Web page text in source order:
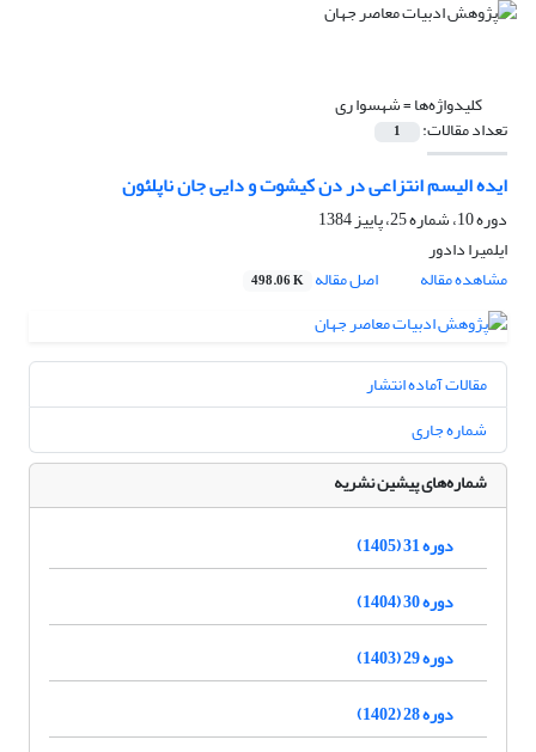
کلیدواژه‌ها =شهسوا ری
تعداد مقالات: 1
ایده الیسم انتزاعی در دن کیشوت و دایی جان ناپلئون
دوره 10، شماره 25، پاییز 1384
ایلمیرا دادور
مشاهده مقاله
اصل مقاله 498.06 K
مقالات آماده انتشار
شماره جاری
شماره‌های پیشین نشریه
دوره 31 (1405)
دوره 30 (1404)
دوره 29 (1403)
دوره 28 (1402)